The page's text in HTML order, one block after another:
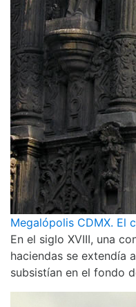
Megalópolis CDMX. El
En el siglo XVIII, una
haciendas se extendía
subsistían en el fondo